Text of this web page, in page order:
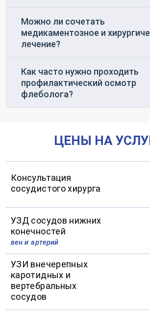
Можно ли сочетать
медикаментозное и
лечение?
Как часто нужно проходить
профилактический осмотр
флеболога?
ЦЕНЫ НА
Консультация
сосудистого хирурга
УЗД сосудов нижних
конечностей
вен и артерий
УЗИ внечерепных
каротидных и
вертебральных
сосудов